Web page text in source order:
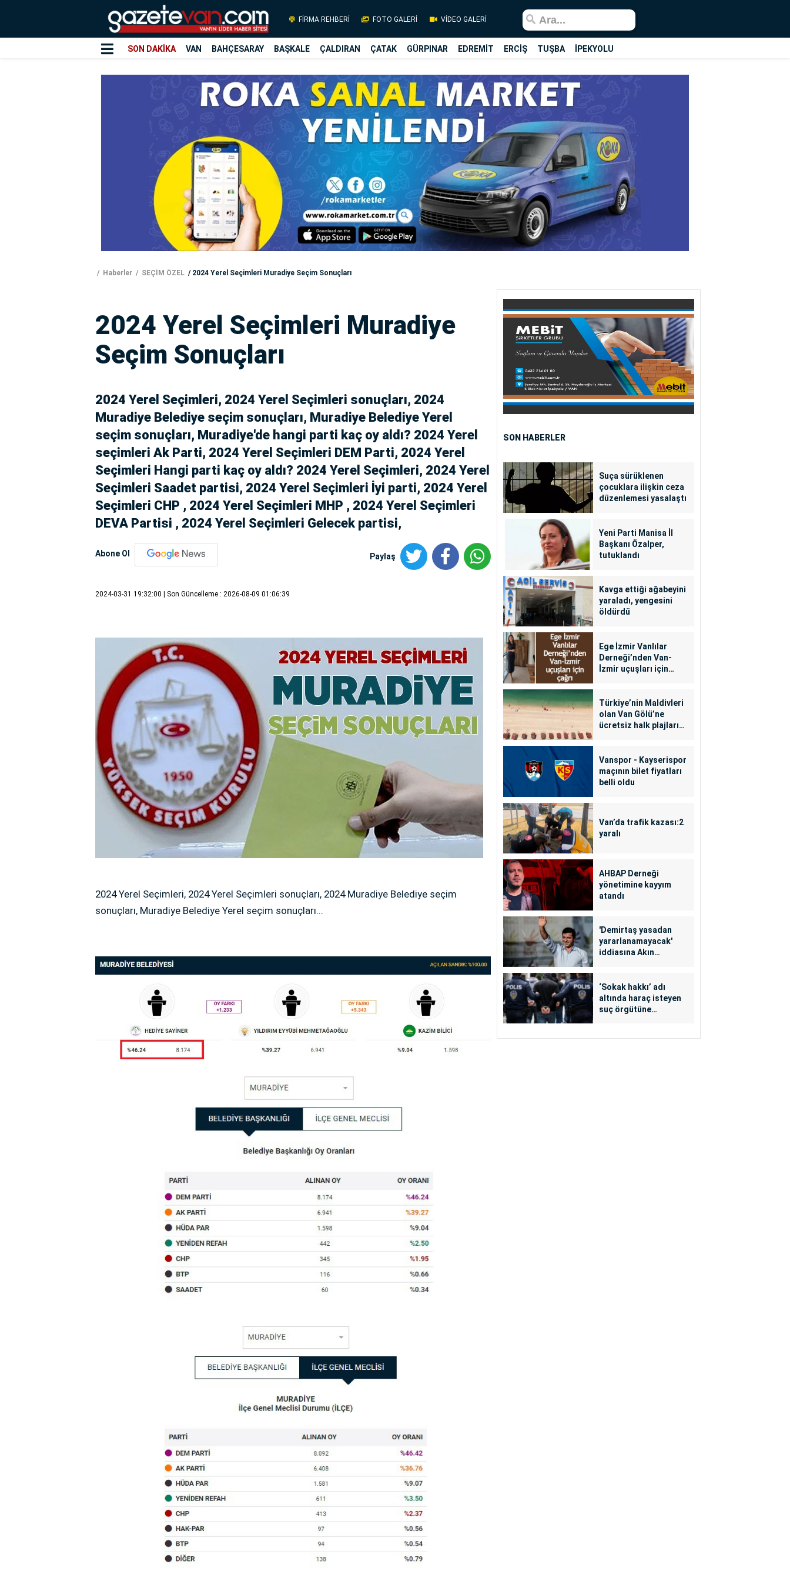
FİRMA REHBERİ FOTO GALERİ VİDEO GALERİ
SON DAKİKA VAN BAHÇESARAY BAŞKALE ÇALDIRAN ÇATAK GÜRPINAR EDREMİT ERCİŞ TUŞBA İPEKYOLU
Haberler SEÇİM ÖZEL 2024 Yerel Seçimleri Muradiye Seçim Sonuçları
2024 Yerel Seçimleri Muradiye
Seçim Sonuçları
2024 Yerel Seçimleri, 2024 Yerel Seçimleri sonuçları, 2024
Muradiye Belediye seçim sonuçları, Muradiye Belediye Yerel
seçim sonuçları, Muradiye'de hangi parti kaç oy aldı? 2024 Yerel
seçimleri Ak Parti, 2024 Yerel Seçimleri DEM Parti, 2024 Yerel
Seçimleri Hangi parti kaç oy aldı? 2024 Yerel Seçimleri, 2024 Yerel
Seçimleri Saadet partisi, 2024 Yerel Seçimleri İyi parti, 2024 Yerel
Seçimleri CHP , 2024 Yerel Seçimleri MHP , 2024 Yerel Seçimleri
DEVA Partisi , 2024 Yerel Seçimleri Gelecek partisi,
Abone Ol Paylaş
2024-03-31 19:32:00 | Son Güncelleme : 2026-08-09 01:06:39
2024 Yerel Seçimleri, 2024 Yerel Seçimleri sonuçları, 2024 Muradiye Belediye seçim
sonuçları, Muradiye Belediye Yerel seçim sonuçları...
SON HABERLER
Suça sürüklenen
çocuklara ilişkin ceza
düzenlemesi yasalaştı
Yeni Parti Manisa İl
Başkanı Özalper,
tutuklandı
Kavga ettiği ağabeyini
yaraladı, yengesini
öldürdü
Ege İzmir Vanlılar
Derneği’nden Van-
İzmir uçuşları için
Türkiye’nin Maldivleri
olan Van Gölü’ne
ücretsiz halk plajları
Vanspor - Kayserispor
maçının bilet fiyatları
belli oldu
Van’da trafik kazası:2
yaralı
AHBAP Derneği
yönetimine kayyım
atandı
'Demirtaş yasadan
yararlanamayacak'
iddiasına Akın
‘Sokak hakkı’ adı
altında haraç isteyen
suç örgütüne